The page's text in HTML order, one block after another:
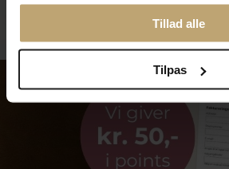
Tillad alle
Tilpas
Smykkepleje